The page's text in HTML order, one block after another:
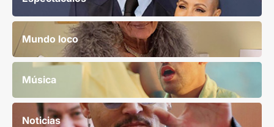
Mundo loco
Música
Noticias